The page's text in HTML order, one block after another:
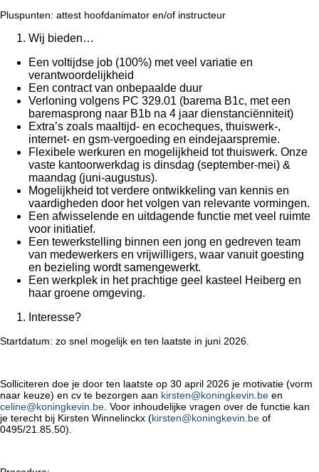
Pluspunten: attest hoofdanimator en/of instructeur
Wij bieden…
Een voltijdse job (100%) met veel variatie en
verantwoordelijkheid
Een contract van onbepaalde duur
Verloning volgens PC 329.01 (barema B1c, met een
baremasprong naar B1b na 4 jaar dienstanciënniteit)
Extra’s zoals maaltijd- en ecocheques, thuiswerk-,
internet- en gsm-vergoeding en eindejaarspremie.
Flexibele werkuren en mogelijkheid tot thuiswerk. Onze
vaste kantoorwerkdag is dinsdag (september-mei) &
maandag (juni-augustus).
Mogelijkheid tot verdere ontwikkeling van kennis en
vaardigheden door het volgen van relevante vormingen.
Een afwisselende en uitdagende functie met veel ruimte
voor initiatief.
Een tewerkstelling binnen een jong en gedreven team
van medewerkers en vrijwilligers, waar vanuit goesting
en bezieling wordt samengewerkt.
Een werkplek in het prachtige geel kasteel Heiberg en
haar groene omgeving.
Interesse?
Startdatum: zo snel mogelijk en ten laatste in juni 2026.
Solliciteren doe je door ten laatste op 30 april 2026 je motivatie (vorm
naar keuze) en cv te bezorgen aan kirsten@koningkevin.be en
celine@koningkevin.be. Voor inhoudelijke vragen over de functie kan
je terecht bij Kirsten Winnelinckx (kirsten@koningkevin.be of
0495/21.85.50).